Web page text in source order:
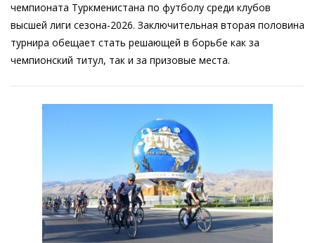
чемпионата Туркменистана по футболу среди клубов
высшей лиги сезона-2026. Заключительная вторая половина
турнира обещает стать решающей в борьбе как за
чемпионский титул, так и за призовые места.